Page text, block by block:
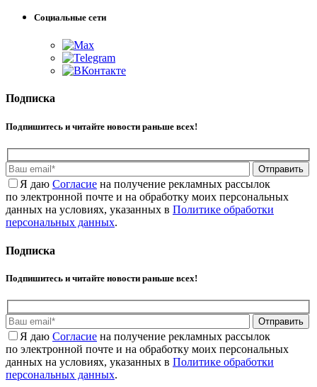
Социальные сети
Подписка
Подпишитесь и читайте новости раньше всех!
Отправить
Я даю Cогласие на получение рекламных рассылок
по электронной почте и на обработку моих персональных
данных на условиях, указанных в Политике обработки
персональных данных.
Подписка
Подпишитесь и читайте новости раньше всех!
Отправить
Я даю Cогласие на получение рекламных рассылок
по электронной почте и на обработку моих персональных
данных на условиях, указанных в Политике обработки
персональных данных.